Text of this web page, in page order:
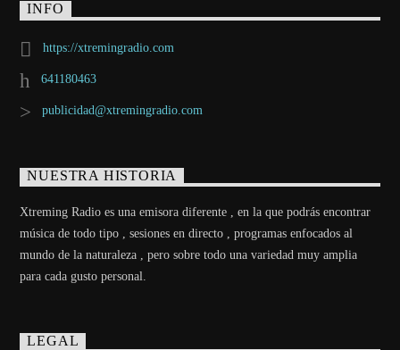
INFO
https://xtremingradio.com
641180463
publicidad@xtremingradio.com
NUESTRA HISTORIA
Xtreming Radio es una emisora diferente , en la que podrás encontrar
música de todo tipo , sesiones en directo , programas enfocados al
mundo de la naturaleza , pero sobre todo una variedad muy amplia
para cada gusto personal.
LEGAL